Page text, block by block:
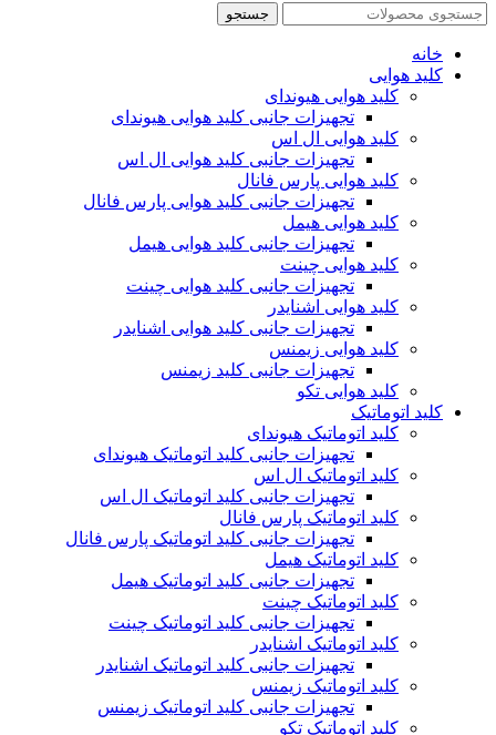
جستجو
خانه
کلید هوایی
کلید هوایی هیوندای
تجهیزات جانبی کلید هوایی هیوندای
کلید هوایی ال اس
تجهیزات جانبی کلید هوایی ال اس
کلید هوایی پارس فانال
تجهیزات جانبی کلید هوایی پارس فانال
کلید هوایی هیمل
تجهیزات جانبی کلید هوایی هیمل
کلید هوایی چینت
تجهیزات جانبی کلید هوایی چینت
کلید هوایی اشنایدر
تجهیزات جانبی کلید هوایی اشنایدر
کلید هوایی زیمنس
تجهیزات جانبی کلید زیمنس
کلید هوایی تکو
کلید اتوماتیک
کلید اتوماتیک هیوندای
تجهیزات جانبی کلید اتوماتیک هیوندای
کلید اتوماتیک ال اس
تجهیزات جانبی کلید اتوماتیک ال اس
کلید اتوماتیک پارس فانال
تجهیزات جانبی کلید اتوماتیک پارس فانال
کلید اتوماتیک هیمل
تجهیزات جانبی کلید اتوماتیک هیمل
کلید اتوماتیک چینت
تجهیزات جانبی کلید اتوماتیک چینت
کلید اتوماتیک اشنایدر
تجهیزات جانبی کلید اتوماتیک اشنایدر
کلید اتوماتیک زیمنس
تجهیزات جانبی کلید اتوماتیک زیمنس
کلید اتوماتیک تکو